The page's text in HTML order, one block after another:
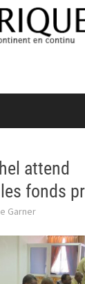
attend
fonds
Garner